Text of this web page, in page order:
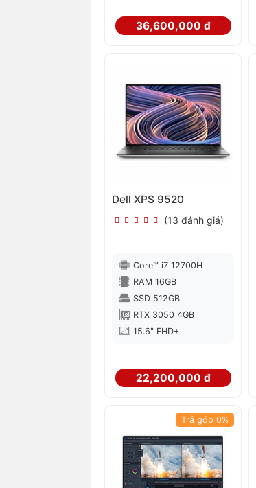
36,600,000 đ
Dell XPS 9520
(13 đánh giá)
Core™ i7 12700H
RAM 16GB
SSD 512GB
RTX 3050 4GB
15.6" FHD+
22,200,000 đ
Trả góp 0%